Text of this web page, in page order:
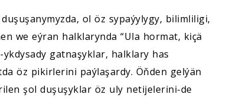
ol öz sypaýylygy, bilimliligi,
we eýran halklarynda “Ula hormat, kiçä
gatnaşyklar, halklary has
öz pikirlerini paýlaşardy. Öňden gelýän
şol duşuşyklar öz uly netijelerini-de